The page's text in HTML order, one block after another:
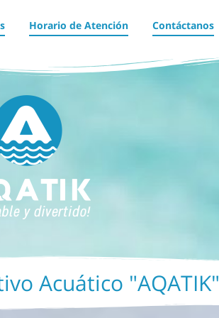
Horario de Atención Contáctanos
Acuático "AQATIK"